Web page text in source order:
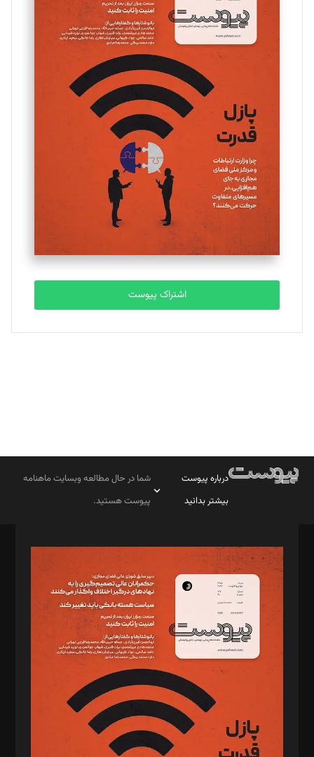
مینا پاکدل
یسنا امان‌پور
تحریریه
ملینا جعفری
تحریریه
مصطفی مسجدی آرانی
تحریریه
بابک نقاش
تحریریه
اشتراک پیوست
درباره پیوست
بیشتر بدانید
شما در حال مطالعه وبسایت ماهنامه
پیوست هستید.
مدیر مسئول: محمدباقر اثنی‌عشری
سردبیر: مهرک محمودی
دبیر تحریریه: میثم قاسمی
د‌بیر ناداستان: سمانه سمیع
د‌بیر خدمت و تجارت: ابوالفضل رجبی
د‌بیر حقوق فناوری: حسام‌الدین ایپکچی
د‌بیر پیوست جهان: مینا پاکدل
د‌بیر تحریریه آنلاین: بابک نقاش
تحریریه‌: مجتبی محمود‌ی، آرش برهمند، یسنا امان‌پور، سروش کرمیان،
مصطفی مسجدی آرانی، ابوالفضل رجبی، زهرا فکرانه، فائزه فتحی
رستمی،مصطفی باستان